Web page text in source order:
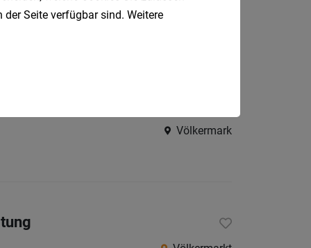
Völkermark
Seite verfügbar sind. Weitere